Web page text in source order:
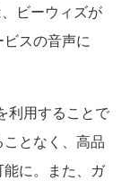
ビーウィズが
スの音声に
利用することで
となく、高品
に。また、ガ